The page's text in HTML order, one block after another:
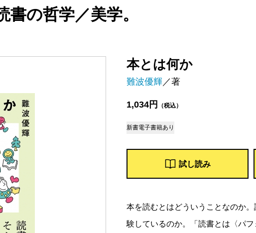
本とは何か
難波優輝／著
1,034円 （税込）
新書電子書籍あり
試し読み
の哲学／美学。
本を読むとはどういうことなのか
験しているのか。「読書とは〈パ